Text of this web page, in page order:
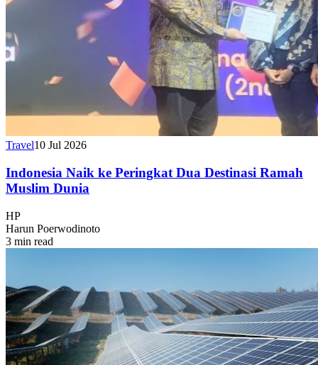
Travel10 Jul 2026
Indonesia Naik ke Peringkat Dua Destinasi Ramah
Muslim Dunia
HP
Harun Poerwodinoto
3 min read